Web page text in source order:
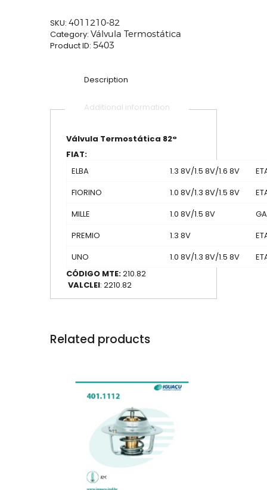
SKU: 4011210-82
Category: Válvula Termostática
Product ID: 5403
Description
Additional information
Válvula Termostática 82°
FIAT:
ELBA
1.3 8V/1.5 8V/1.6 8V
FIORINO
1.0 8V/1.3 8V/1.5 8V
MILLE
1.0 8V/1.5 8V
PREMIO
1.3 8V
UNO
1.0 8V/1.3 8V/1.5 8V
CÓDIGO MTE:210.82
VALCLEI: 2210.82
Related products